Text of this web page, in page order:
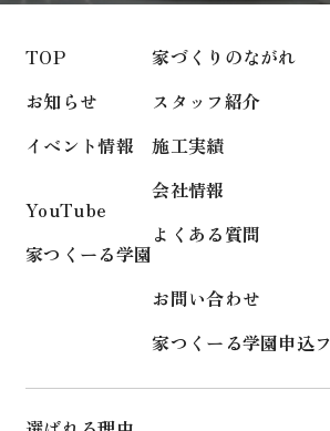
TOP
お知らせ
イベント情報
YouTube
家つくーる学園
家づくりのながれ
スタッフ紹介
施工実績
会社情報
よくある質問
お問い合わせ
家つくーる学園申込